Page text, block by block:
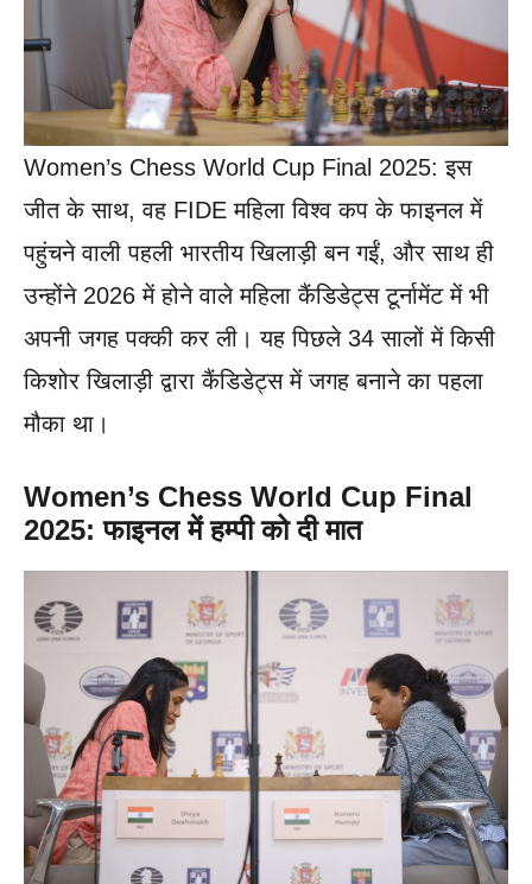
Women’s Chess World Cup Final 2025: इस
जीत के साथ, वह FIDE महिला विश्व कप के फाइनल में
पहुंचने वाली पहली भारतीय खिलाड़ी बन गईं, और साथ ही
उन्होंने 2026 में होने वाले महिला कैंडिडेट्स टूर्नामेंट में भी
अपनी जगह पक्की कर ली। यह पिछले 34 सालों में किसी
किशोर खिलाड़ी द्वारा कैंडिडेट्स में जगह बनाने का पहला
मौका था।
Women’s Chess World Cup Final
2025: फाइनल में हम्पी को दी मात